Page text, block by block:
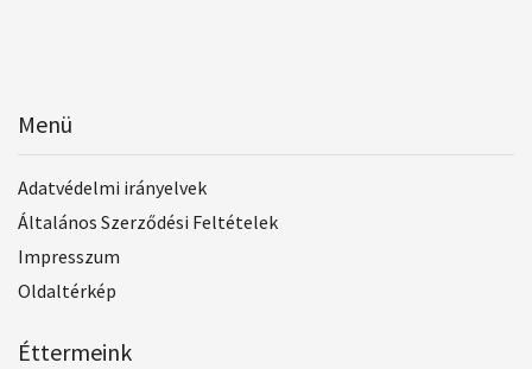
Menü
Adatvédelmi irányelvek
Általános Szerződési Feltételek
Impresszum
Oldaltérkép
Éttermeink